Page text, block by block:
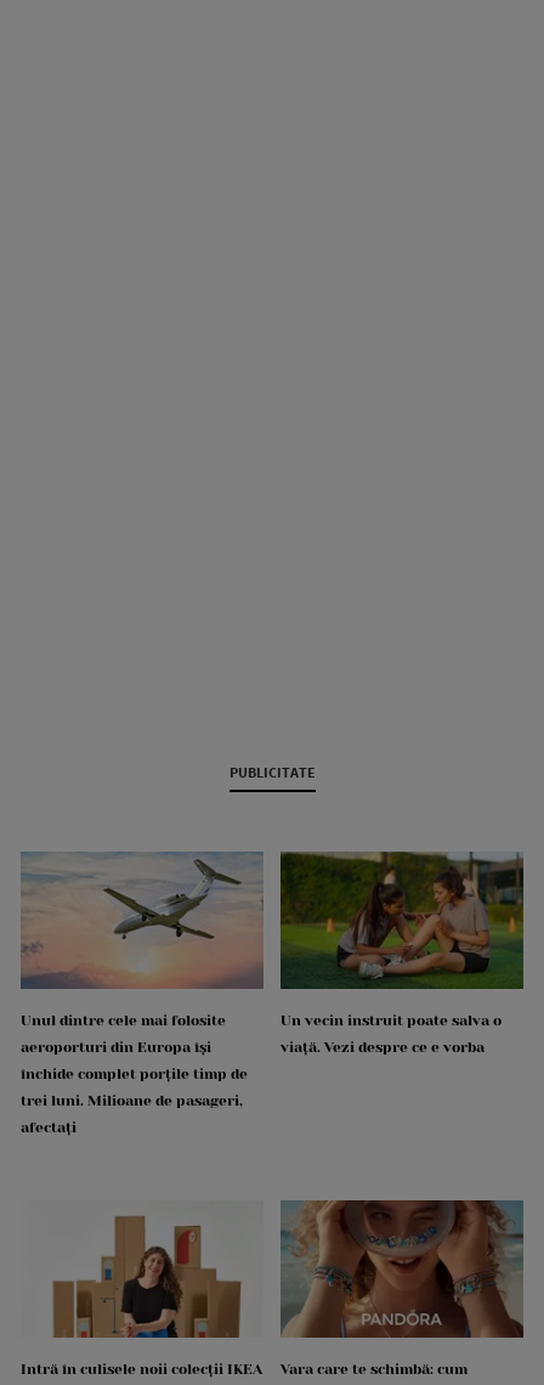
PUBLICITATE
Unul dintre cele mai folosite
aeroporturi din Europa își
închide complet porțile timp de
trei luni. Milioane de pasageri,
afectați
Un vecin instruit poate salva o
viață. Vezi despre ce e vorba
Intră în culisele noii colecții IKEA
Vara care te schimbă: cum